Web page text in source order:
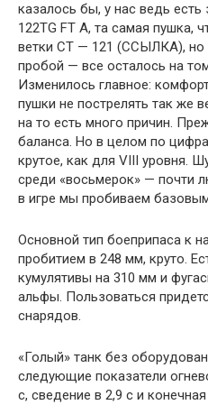
казалось бы, у нас ведь есть
122TG FT A, та самая пушка,
ветки СТ — 121 (ССЫЛКА), но
пробой — все осталось на
Изменилось главное:
пушки не пострелять так же
на то есть много причин.
баланса. Но в целом по
крутое, как для VIII уровня.
среди «восьмерок» — почти
в игре мы пробиваем
Основной тип боеприпаса к
пробитием в 248 мм, круто.
кумулятивы на 310 мм и
альфы. Пользоваться
снарядов.
«Голый» танк без
следующие показатели
с, сведение в 2,9 с и